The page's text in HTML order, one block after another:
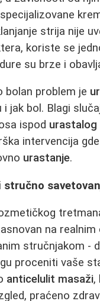
strija nije
koriste se
su brze i
bolan problem je
jak bol. Blagi
ispod
intervencija
urastanje.
na
stručnjakom -
proceniti vaše
anticelulit masaži,
praćeno